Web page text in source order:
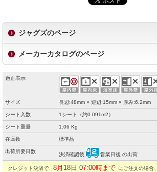
ジャグズのページ
メーカーカタログのページ
適正表示
サイズ 長辺:48mm × 短辺:15mm × 厚み:6.2mm
シート入数 1シート（約0.091m2）
シート重量 1.06 Kg
在庫数 標準品
出荷所要日数
決済確認後 営業日後 の出荷
クレジット決済で 8月18日 07:00時まで にご注文の場合、